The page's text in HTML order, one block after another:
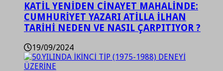
KATİL YENİDEN CİNAYET MAHALİNDE:
CUMHURİYET YAZARI ATİLLA İLHAN
TARİHİ NEDEN VE NASIL ÇARPITIYOR ?
19/09/2024